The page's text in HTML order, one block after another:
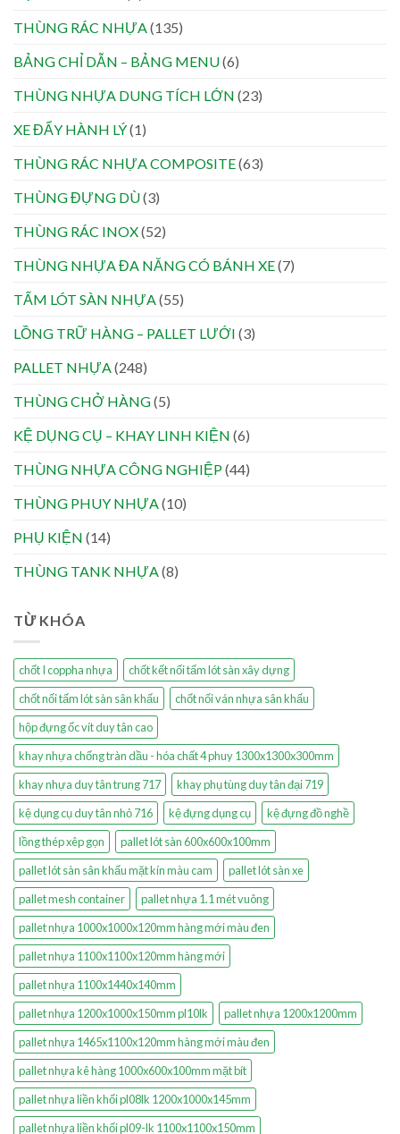
THÙNG RÁC NHỰA (135)
BẢNG CHỈ DẪN – BẢNG MENU(6)
THÙNG NHỰA DUNG TÍCH LỚN (23)
XE ĐẨY HÀNH LÝ(1)
THÙNG RÁC NHỰA COMPOSITE(63)
THÙNG ĐỰNG DÙ(3)
THÙNG RÁC INOX(52)
THÙNG NHỰA ĐA NĂNG CÓ BÁNH XE(7)
TẤM LÓT SÀN NHỰA (55)
LỒNG TRỮ HÀNG – PALLET LƯỚI (3)
PALLET NHỰA (248)
THÙNG CHỞ HÀNG(5)
KỆ DỤNG CỤ – KHAY LINH KIỆN (6)
THÙNG NHỰA CÔNG NGHIỆP(44)
THÙNG PHUY NHỰA (10)
PHỤ KIỆN (14)
THÙNG TANK NHỰA (8)
TỪ KHÓA
chốt I coppha nhựa
chốt kết nối tấm lót sàn xây dựng
chốt nối tấm lót sàn sân khấu
chốt nối ván nhựa sân khấu
hộp đựng ốc vít duy tân cao
khay nhựa chống tràn dầu - hóa chất 4 phuy 1300x1300x300mm
khay nhựa duy tân trung 717
khay phụ tùng duy tân đại 719
kệ dụng cụ duy tân nhỏ 716
kệ đựng dụng cụ
kệ đựng đồ nghề
lồng thép xêp gọn
pallet lót sàn 600x600x100mm
pallet lót sàn sân khấu mặt kín màu cam
pallet lót sàn xe
pallet mesh container
pallet nhựa 1.1 mét vuông
pallet nhựa 1000x1000x120mm hàng mới màu đen
pallet nhựa 1100x1100x120mm hàng mới
pallet nhựa 1100x1440x140mm
pallet nhựa 1200x1000x150mm pl10lk
pallet nhựa 1200x1200mm
pallet nhựa 1465x1100x120mm hàng mới màu đen
pallet nhựa kê hàng 1000x600x100mm mặt bít
pallet nhựa liền khối pl08lk 1200x1000x145mm
pallet nhựa liền khối pl09-lk 1100x1100x150mm